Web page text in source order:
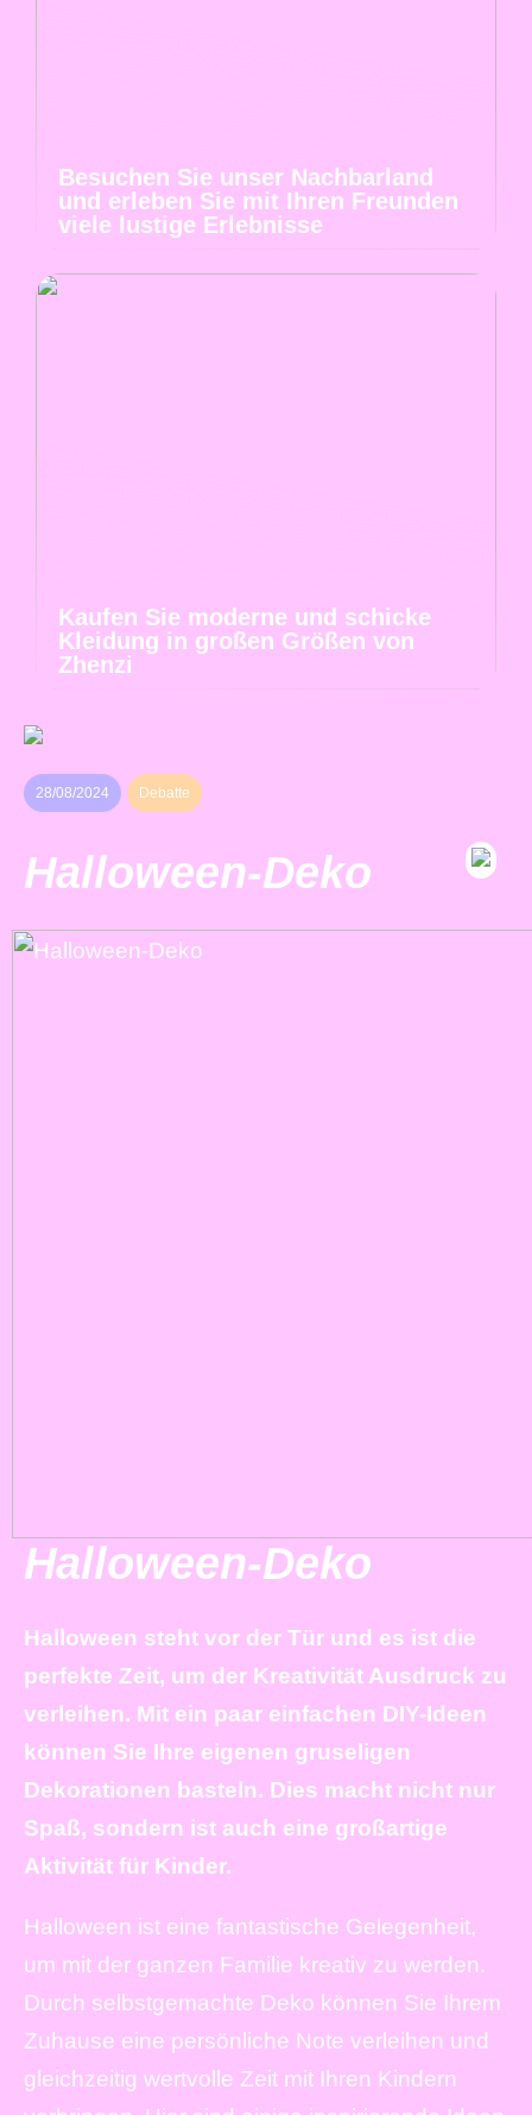
Besuchen Sie unser Nachbarland
und erleben Sie mit Ihren Freunden
viele lustige Erlebnisse
Kaufen Sie moderne und schicke
Kleidung in großen Größen von
Zhenzi
28/08/2024 Debatte
Halloween-Deko
Halloween-Deko
Halloween steht vor der Tür und es ist die
perfekte Zeit, um der Kreativität Ausdruck zu
verleihen. Mit ein paar einfachen DIY-Ideen
können Sie Ihre eigenen gruseligen
Dekorationen basteln. Dies macht nicht nur
Spaß, sondern ist auch eine großartige
Aktivität für Kinder.
Halloween ist eine fantastische Gelegenheit,
um mit der ganzen Familie kreativ zu werden.
Durch selbstgemachte Deko können Sie Ihrem
Zuhause eine persönliche Note verleihen und
gleichzeitig wertvolle Zeit mit Ihren Kindern